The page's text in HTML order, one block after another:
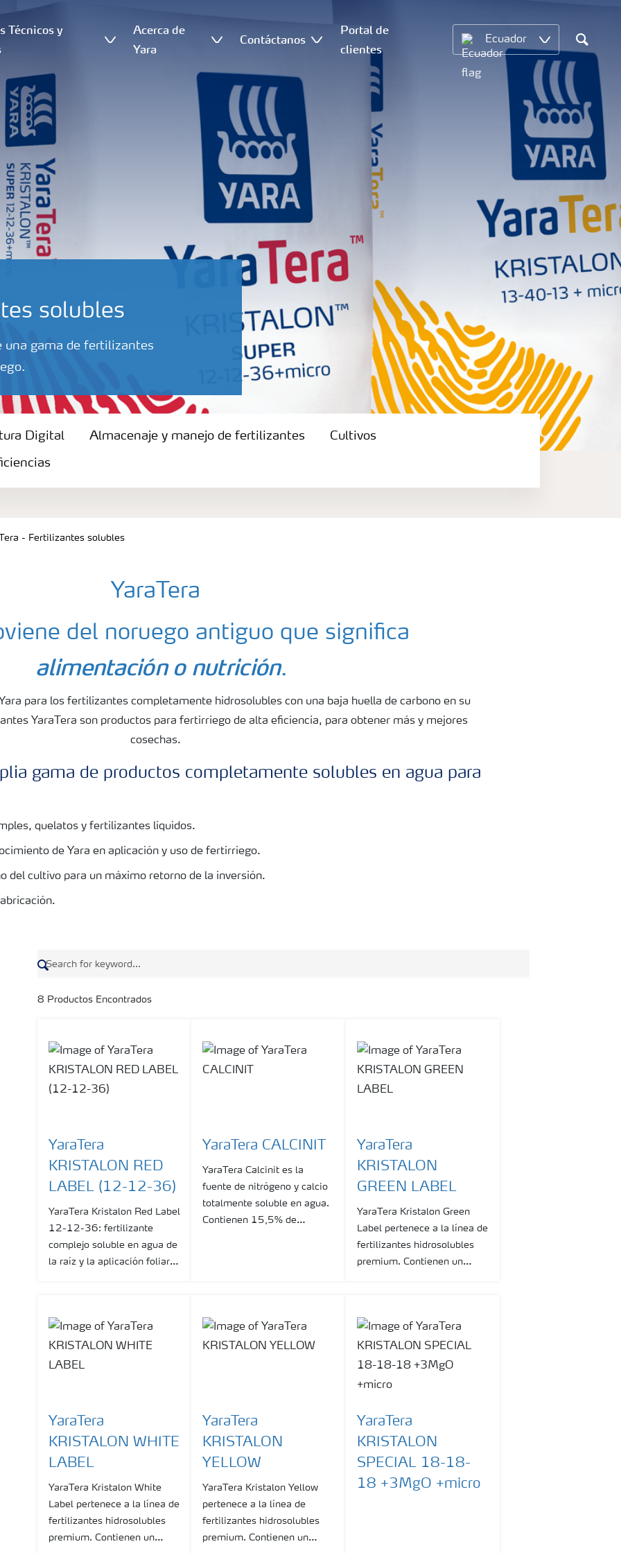
Técnicos y
Acerca de
Yara
Contáctanos
Portal de
clientes
Ecuador
Search
solubles
una gama de fertilizantes
Digital Almacenaje y manejo de fertilizantes Cultivos
- Fertilizantes solubles
YaraTera
del noruego antiguo que significa
alimentación o nutrición.
para los fertilizantes completamente hidrosolubles con una baja huella de carbono en su
YaraTera son productos para fertirriego de alta eficiencia, para obtener más y mejores
cosechas.
gama de productos completamente solubles en agua para
quelatos y fertilizantes líquidos.
de Yara en aplicación y uso de fertirriego.
del cultivo para un máximo retorno de la inversión.
8 Productos Encontrados
YaraTera
KRISTALON RED
LABEL (12-12-36)
YaraTera Kristalon Red Label
12-12-36: fertilizante
complejo soluble en agua de
la raíz y la aplicación foliar
YaraTera CALCINIT
YaraTera Calcinit es la
fuente de nitrógeno y calcio
totalmente soluble en agua.
Contienen 15,5% de
YaraTera
KRISTALON
GREEN LABEL
YaraTera Kristalon Green
Label pertenece a la línea de
fertilizantes hidrosolubles
premium. Contienen un
microaspersión.
YaraTera
KRISTALON WHITE
LABEL
YaraTera Kristalon White
Label pertenece a la línea de
fertilizantes hidrosolubles
premium. Contienen un
YaraTera
KRISTALON
YELLOW
YaraTera Kristalon Yellow
pertenece a la línea de
fertilizantes hidrosolubles
premium. Contienen un
YaraTera
KRISTALON
SPECIAL 18-18-
18 +3MgO +micro